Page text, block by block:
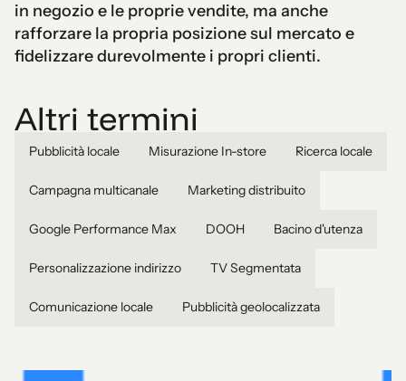
in negozio e le proprie vendite, ma anche
rafforzare la propria posizione sul mercato e
fidelizzare durevolmente i propri clienti.
Altri termini
Pubblicità locale Misurazione In-store Ricerca locale
Campagna multicanale Marketing distribuito
Google Performance Max DOOH Bacino d'utenza
Personalizzazione indirizzo TV Segmentata
Comunicazione locale Pubblicità geolocalizzata